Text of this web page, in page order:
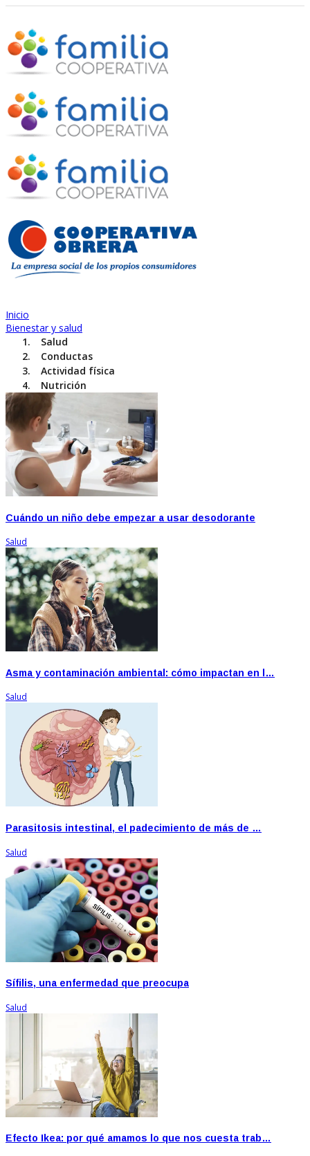
Inicio
Bienestar y salud
Salud
Conductas
Actividad física
Nutrición
Cuándo un niño debe empezar a usar desodorante
Salud
Asma y contaminación ambiental: cómo impactan en l…
Salud
Parasitosis intestinal, el padecimiento de más de …
Salud
Sífilis, una enfermedad que preocupa
Salud
Efecto Ikea: por qué amamos lo que nos cuesta trab…